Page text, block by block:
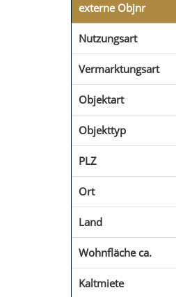
externe Objnr
Nutzungsart
Vermarktungsart
Objektart
Objekttyp
PLZ
Ort
Land
Wohnfläche ca.
Kaltmiete